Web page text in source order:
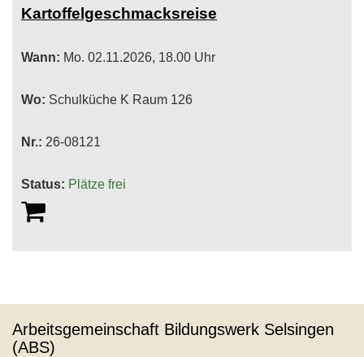
Kartoffelgeschmacksreise
Wann: Mo. 02.11.2026, 18.00 Uhr
Wo: Schulküche K Raum 126
Nr.: 26-08121
Status: Plätze frei
Arbeitsgemeinschaft Bildungswerk Selsingen
(ABS)